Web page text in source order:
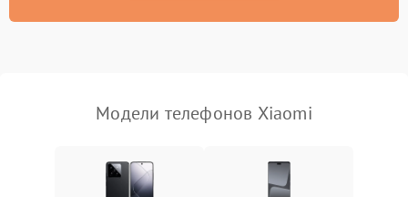
Модели телефонов Xiaomi